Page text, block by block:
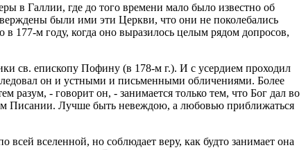
в Гал­лии, где до того вре­ме­ни мало было из­вест­но об
были ими эти Церк­ви, что они не по­ко­ле­ба­лись
177-м году, когда оно вы­ра­зи­лось целым рядом до­про­сов,
св. епи­ско­пу По­фи­ну (в 178-м г.). И с усер­ди­ем про­хо­дил
он и уст­ны­ми и пись­мен­ны­ми об­ли­че­ни­я­ми. Более
- го­во­рит он, - за­ни­ма­ет­ся толь­ко тем, что Бог дал во
Пи­са­нии. Лучше быть невеж­дою, а лю­бо­вью при­бли­жать­ся
все­лен­ной, но со­блю­да­ет веру, как будто за­ни­ма­ет она